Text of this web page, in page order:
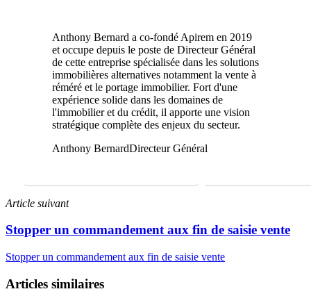
Anthony Bernard a co-fondé Apirem en 2019
et occupe depuis le poste de Directeur Général
de cette entreprise spécialisée dans les solutions
immobilières alternatives notamment la vente à
réméré et le portage immobilier. Fort d'une
expérience solide dans les domaines de
l'immobilier et du crédit, il apporte une vision
stratégique complète des enjeux du secteur.
Anthony BernardDirecteur Général
Article suivant
Stopper un commandement aux fin de saisie vente
Stopper un commandement aux fin de saisie vente
Articles similaires